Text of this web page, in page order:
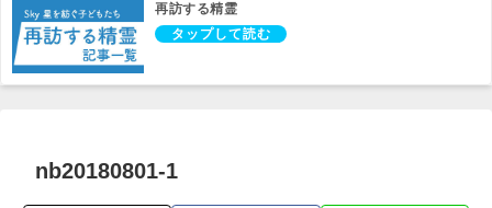
再訪する精霊
nb20180801-1